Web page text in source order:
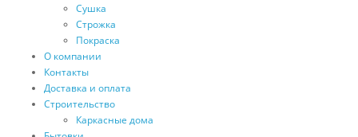
Сушка
Строжка
Покраска
О компании
Контакты
Доставка и оплата
Строительство
Каркасные дома